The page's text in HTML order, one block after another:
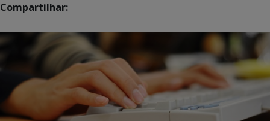
Compartilhar: